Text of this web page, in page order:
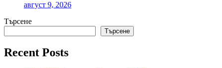
август 9, 2026
Търсене
Търсене
Recent Posts